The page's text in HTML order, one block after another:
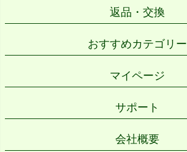
返品・交換
おすすめカテゴリー
マイページ
サポート
会社概要